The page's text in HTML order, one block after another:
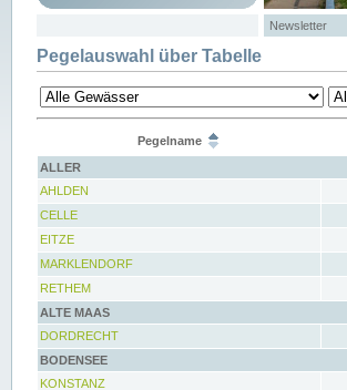
Newsletter
Pegelauswahl über Tabelle
Pegelname
ALLER
AHLDEN
CELLE
EITZE
MARKLENDORF
RETHEM
ALTE MAAS
DORDRECHT
BODENSEE
KONSTANZ